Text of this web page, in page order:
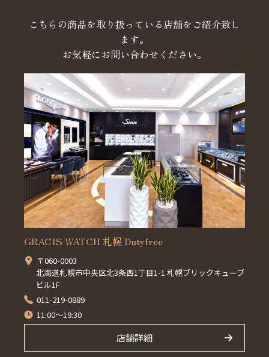
こちらの商品を取り扱っている店舗をご紹介致し
ます。
お気軽にお問い合わせください。
GRACIS WATCH 札幌 Dutyfree
〒060-0003
北海道札幌市中央区北3条西1丁目1-1 札幌ブリックキューブ
ビル1F
011-219-0889
11:00～19:30
店舗詳細